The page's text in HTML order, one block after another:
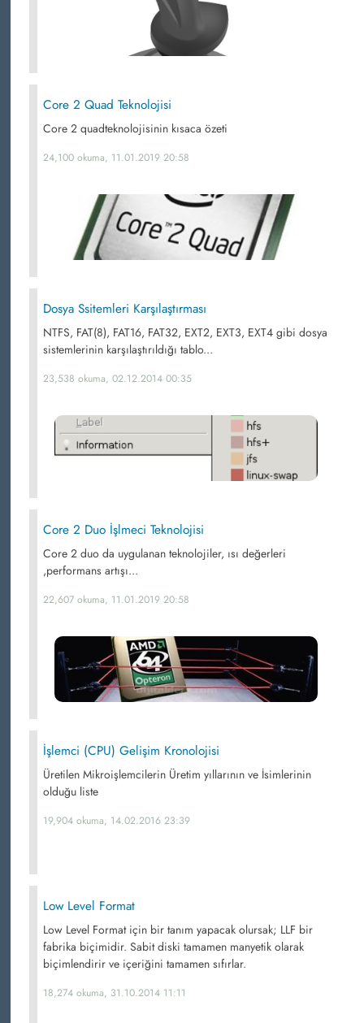
Core 2 Quad Teknolojisi
Core 2 quadteknolojisinin kısaca özeti
24,100 okuma, 11.01.2019 20:58
Dosya Ssitemleri Karşılaştırması
NTFS, FAT(8), FAT16, FAT32, EXT2, EXT3, EXT4 gibi dosya
sistemlerinin karşılaştırıldığı tablo...
23,538 okuma, 02.12.2014 00:35
Core 2 Duo İşlmeci Teknolojisi
Core 2 duo da uygulanan teknolojiler, ısı değerleri
,performans artışı...
22,607 okuma, 11.01.2019 20:58
İşlemci (CPU) Gelişim Kronolojisi
Üretilen Mikroişlemcilerin Üretim yıllarının ve İsimlerinin
olduğu liste
19,904 okuma, 14.02.2016 23:39
Low Level Format
Low Level Format için bir tanım yapacak olursak; LLF bir
fabrika biçimidir. Sabit diski tamamen manyetik olarak
biçimlendirir ve içeriğini tamamen sıfırlar.
18,274 okuma, 31.10.2014 11:11